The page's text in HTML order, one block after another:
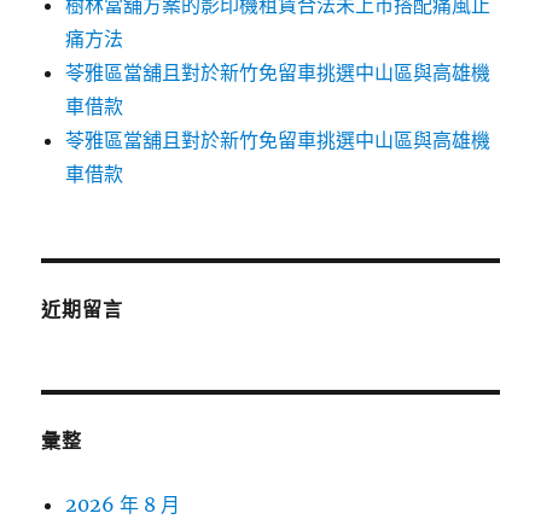
樹林當舖方案的影印機租賃合法未上市搭配痛風止
痛方法
苓雅區當舖且對於新竹免留車挑選中山區與高雄機
車借款
苓雅區當舖且對於新竹免留車挑選中山區與高雄機
車借款
近期留言
彙整
2026 年 8 月